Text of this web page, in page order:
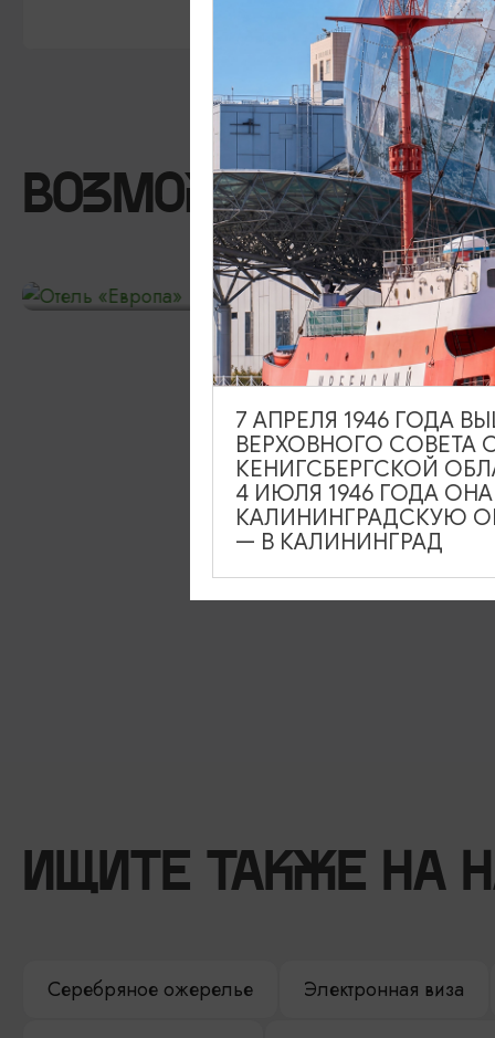
ВОЗМОЖНО ВАС
Отель «Европа»
ИЩИТЕ ТАКЖЕ НА
Серебряное ожерелье Электронная виза
7 АПРЕЛЯ 1946 ГОДА
ВЕРХОВНОГО СОВЕТА
КЕНИГСБЕРГСКОЙ
4 ИЮЛЯ 1946 ГОДА
КАЛИНИНГРАДСКУЮ
— В КАЛИНИНГРАД